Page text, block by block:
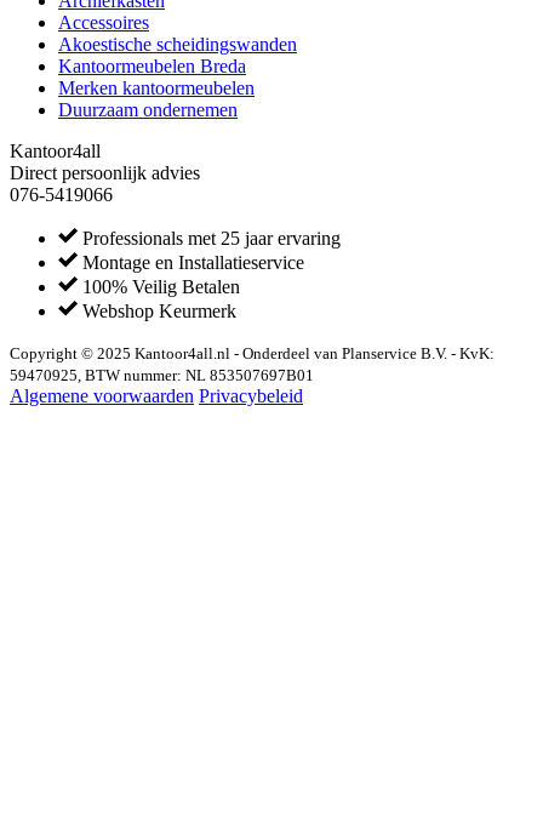
Accessoires
Akoestische scheidingswanden
Kantoormeubelen Breda
Merken kantoormeubelen
Duurzaam ondernemen
Kantoor4all
Direct persoonlijk advies
076-5419066
Professionals met 25 jaar ervaring
Montage en Installatieservice
100% Veilig Betalen
Webshop Keurmerk
Copyright © 2025 Kantoor4all.nl - Onderdeel van Planservice B.V. - KvK:
59470925, BTW nummer: NL 853507697B01
Algemene voorwaarden Privacybeleid